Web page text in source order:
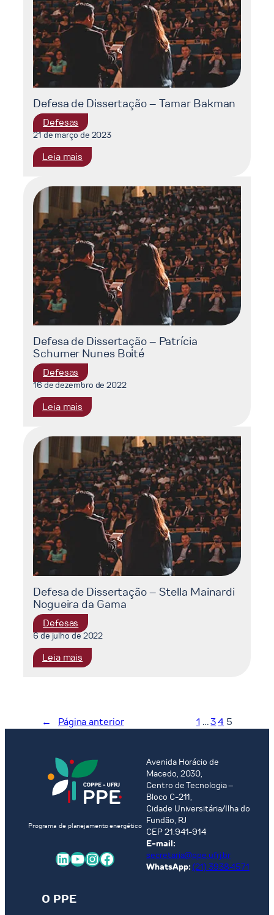
Britto
Pereira
Viana
Defesa de Dissertação – Tamar Bakman
Defesas
21 de março de 2023
Leia mais
Defesa
de
Dissertação
–
Tamar
Bakman
Defesa de Dissertação – Patrícia
Schumer Nunes Boité
Defesas
16 de dezembro de 2022
Leia mais
Defesa
de
Dissertação
–
Patrícia
Schumer
Nunes
Boité
Defesa de Dissertação – Stella Mainardi
Nogueira da Gama
Defesas
6 de julho de 2022
Leia mais
Defesa
Stella
da
Gama
← Página anterior 1 …34 5
Programa de planejamento energético
LinkedIn Youtube InstagramFacebook
Avenida Horácio de
Macedo, 2030,
Centro de Tecnologia –
Bloco C-211,
Cidade Universitária/Ilha do
Fundão, RJ
CEP 21.941-914
E-mail:
secretaria@ppe.ufrj.br
WhatsApp: (21) 3938-1571
O PPE